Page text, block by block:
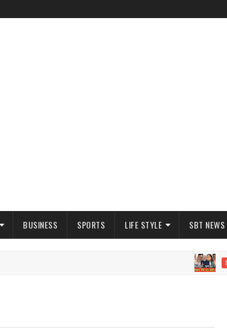
BUSINESS SPORTS LIFE STYLE SBT NEWS
NEWS